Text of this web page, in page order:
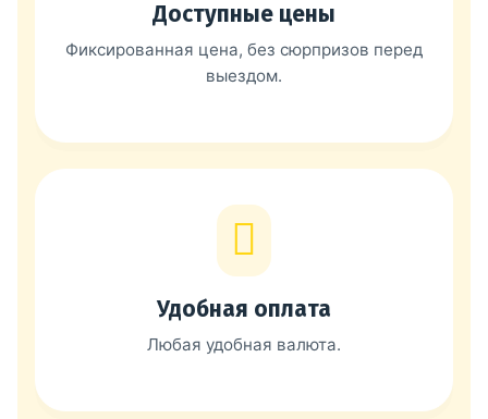
Доступные цены
Фиксированная цена, без сюрпризов перед
выездом.
Удобная оплата
Любая удобная валюта.